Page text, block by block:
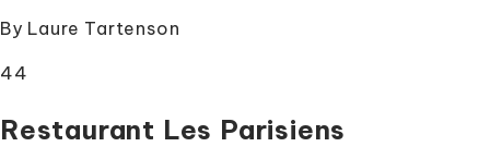
By Laure Tartenson
44
Restaurant Les Parisiens